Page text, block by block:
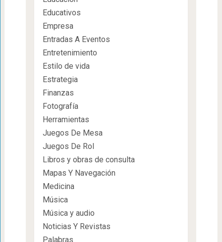
Educativos
Empresa
Entradas A Eventos
Entretenimiento
Estilo de vida
Estrategia
Finanzas
Fotografía
Herramientas
Juegos De Mesa
Juegos De Rol
Libros y obras de consulta
Mapas Y Navegación
Medicina
Música
Música y audio
Noticias Y Revistas
Palabras